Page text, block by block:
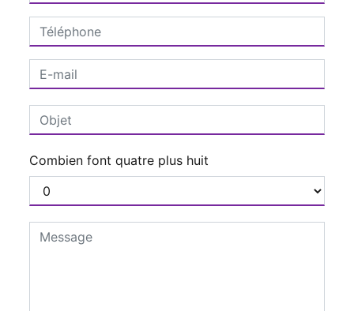
Combien font quatre plus huit